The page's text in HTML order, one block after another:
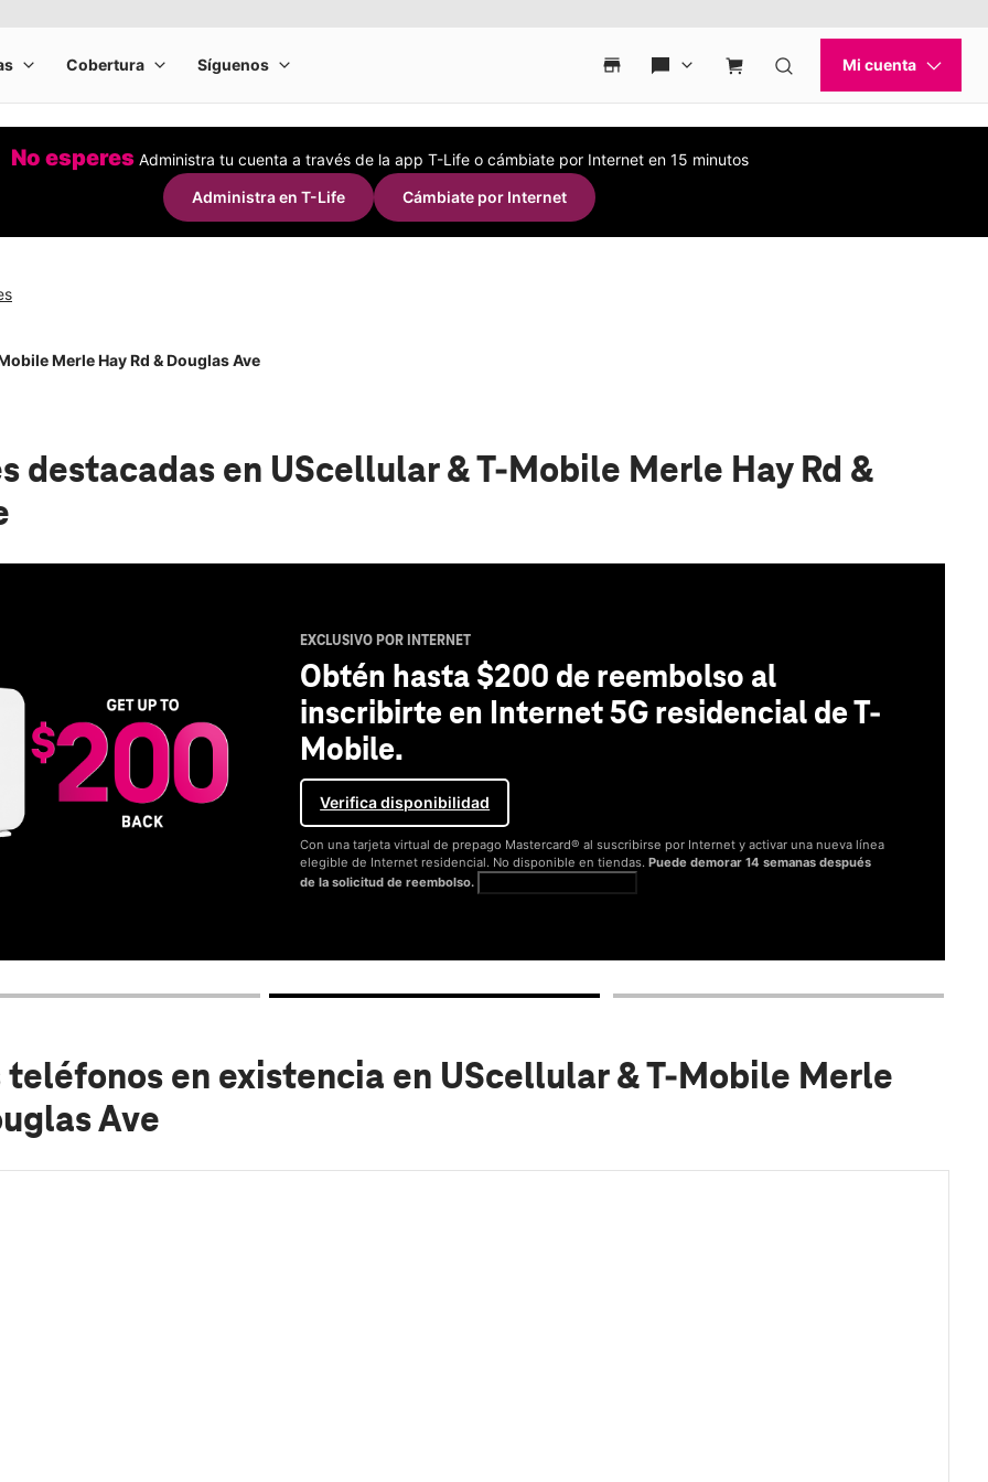
No esperes Administra tu cuenta a través de la app T-Life o cámbiate por Internet en 15 minutos
Administra en T-Life
Cámbiate por Internet
Merle Hay Rd & Douglas Ave
destacadas en UScellular & T-Mobile Merle Hay Rd &
EXCLUSIVO POR INTERNET
Obtén hasta $200 de reembolso al
inscribirte en Internet 5G residencial de T-
Mobile.
Verifica disponibilidad
Con una tarjeta virtual de prepago Mastercard® al suscribirse por Internet y activar una nueva línea
elegible de Internet residencial. No disponible en tiendas.Puede demorar 14 semanas después
de la solicitud de reembolso.
teléfonos en existencia en UScellular & T-Mobile Merle
Ave